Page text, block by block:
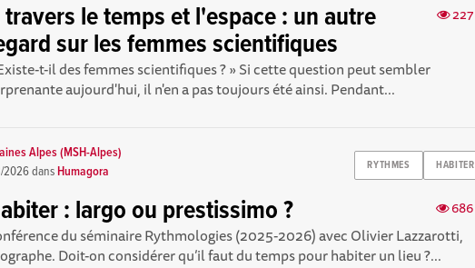
227
travers le temps et l'espace : un autre
sur les femmes scientifiques
t-il des femmes scientifiques ? » Si cette question peut sembler
aujourd'hui, il n'en a pas toujours été ainsi. Pendant...
RYTHMES HABITER
Alpes (MSH-Alpes)
2026dansHumagora
686
: largo ou prestissimo ?
du séminaire Rythmologies (2025-2026) avec Olivier Lazzarotti,
Doit-on considérer qu’il faut du temps pour habiter un lieu ?...